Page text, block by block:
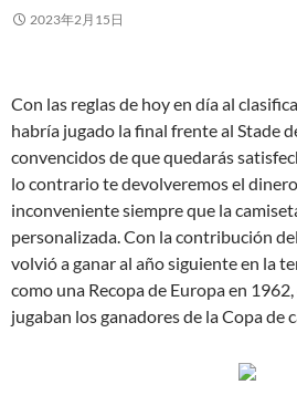
2023年2月15日
Con las reglas de hoy en día al
habría jugado la final frente al Stade
convencidos de que quedarás
lo contrario te devolveremos el
inconveniente siempre que la
personalizada. Con la contribución
volvió a ganar al año siguiente en la
como una Recopa de Europa en
jugaban los ganadores de la Copa de